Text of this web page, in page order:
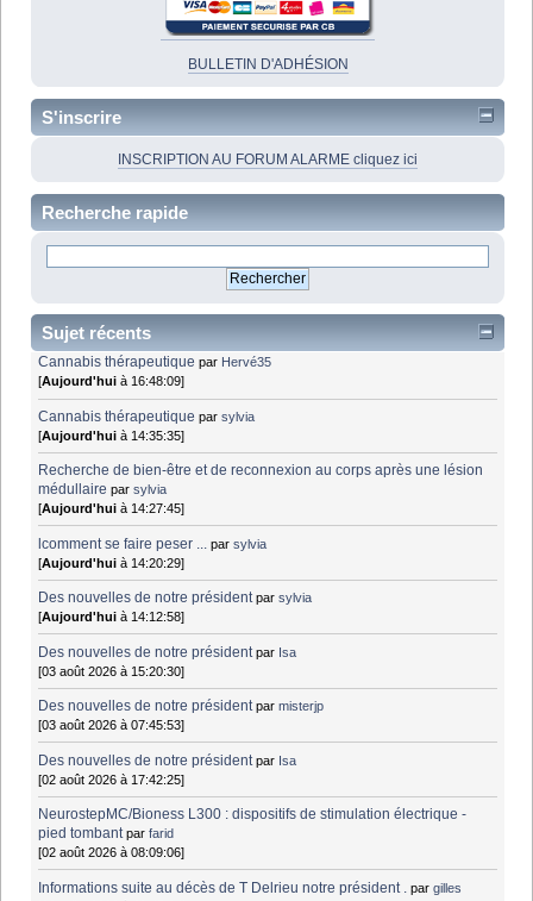
BULLETIN D'ADHÉSION
S'inscrire
INSCRIPTION AU FORUM ALARME cliquez ici
Recherche rapide
Sujet récents
Cannabis thérapeutique par Hervé35
[Aujourd'hui à 16:48:09]
Cannabis thérapeutique parsylvia
[Aujourd'hui à 14:35:35]
Recherche de bien-être et de reconnexion au corps après une lésion
médullaire parsylvia
[Aujourd'hui à 14:27:45]
lcomment se faire peser ... parsylvia
[Aujourd'hui à 14:20:29]
Des nouvelles de notre président parsylvia
[Aujourd'hui à 14:12:58]
Des nouvelles de notre président par Isa
[03 août 2026 à 15:20:30]
Des nouvelles de notre président parmisterjp
[03 août 2026 à 07:45:53]
Des nouvelles de notre président par Isa
[02 août 2026 à 17:42:25]
NeurostepMC/Bioness L300 : dispositifs de stimulation électrique -
pied tombant parfarid
[02 août 2026 à 08:09:06]
Informations suite au décès de T Delrieu notre président . pargilles